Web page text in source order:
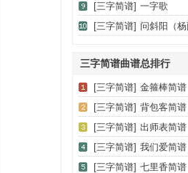
[三字简谱] 一字歌
[三字简谱] 问斜阳（杨
三字简谱曲谱总排行
[三字简谱] 金箍棒简谱
[三字简谱] 背包客简谱
[三字简谱] 出师表简谱
[三字简谱] 我们爱简谱
[三字简谱] 七里香简谱